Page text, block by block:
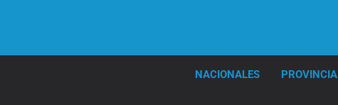
NACIONALES PROVINCIA